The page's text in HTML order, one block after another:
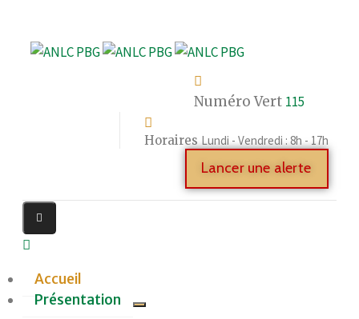
Numéro Vert 115
Horaires Lundi - Vendredi : 8h - 17h
Lancer une alerte
Accueil
Présentation